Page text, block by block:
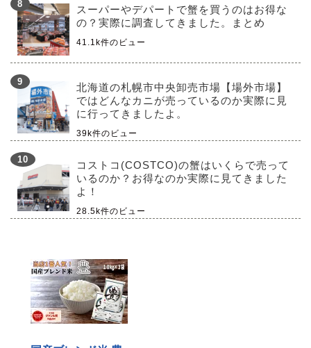
スーパーやデパートで蟹を買うのはお得な
の？実際に調査してきました。まとめ
41.1k件のビュー
北海道の札幌市中央卸売市場【場外市場】
ではどんなカニが売っているのか実際に見
に行ってきましたよ。
39k件のビュー
コストコ(COSTCO)の蟹はいくらで売って
いるのか？お得なのか実際に見てきました
よ！
28.5k件のビュー